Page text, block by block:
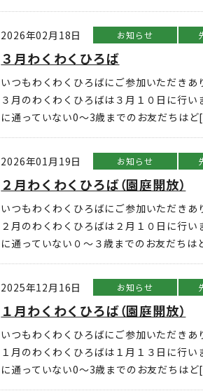
2026年02月18日 お知らせ
３月わくわくひろば
いつもわくわくひろばにご参加いただきあ
３月のわくわくひろばは３月１０日に行い
に通っていない0～3歳までのお友だちは
2026年01月19日 お知らせ
２月わくわくひろば（園庭開放）
いつもわくわくひろばにご参加いただきあ
２月のわくわくひろばは２月１０日に行い
に通っていない０～３歳までのお友だち
2025年12月16日 お知らせ
１月わくわくひろば（園庭開放）
いつもわくわくひろばにご参加いただきあ
１月のわくわくひろばは１月１３日に行い
に通っていない0～3歳までのお友だちは